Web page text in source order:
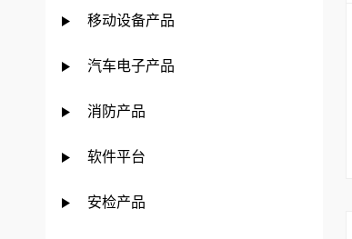
移动设备产品
汽车电子产品
消防产品
软件平台
安检产品